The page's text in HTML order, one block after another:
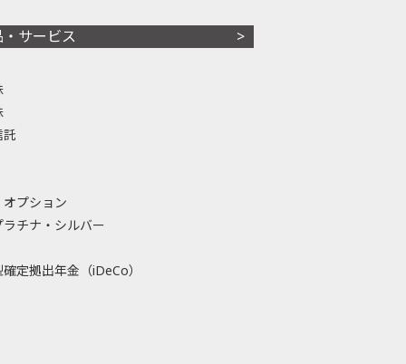
・サービス
託
プション
ラチナ・シルバー
定拠出年金（iDeCo）